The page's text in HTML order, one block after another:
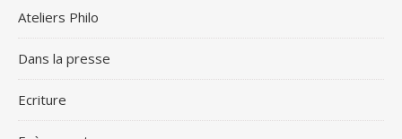
Ateliers Philo
Dans la presse
Ecriture